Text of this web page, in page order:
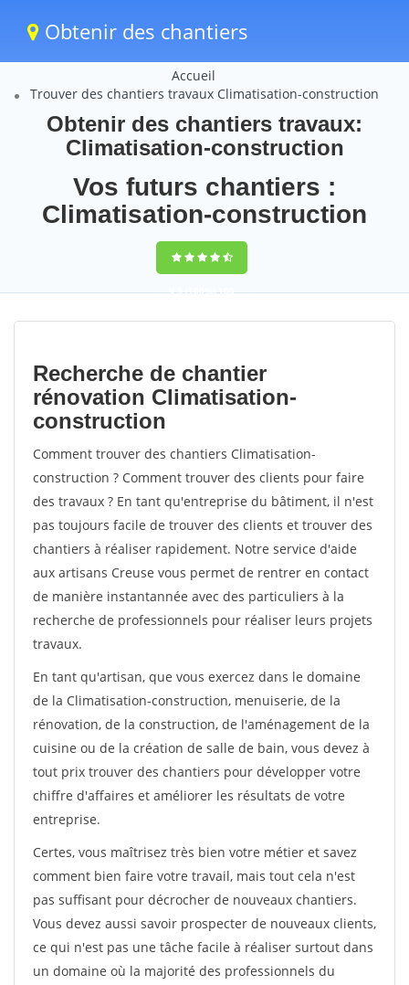
Obtenir des chantiers
Accueil
Trouver des chantiers travaux Climatisation-construction
Obtenir des chantiers travaux:
Climatisation-construction
Vos futurs chantiers :
Climatisation-construction
9,5(100%)100
votes
Recherche de chantier
rénovation Climatisation-
construction
Comment trouver des chantiers Climatisation-
construction ? Comment trouver des clients pour faire
des travaux ? En tant qu'entreprise du bâtiment, il n'est
pas toujours facile de trouver des clients et trouver des
chantiers à réaliser rapidement. Notre service d'aide
aux artisans Creuse vous permet de rentrer en contact
de manière instantannée avec des particuliers à la
recherche de professionnels pour réaliser leurs projets
travaux.
En tant qu'artisan, que vous exercez dans le domaine
de la Climatisation-construction, menuiserie, de la
rénovation, de la construction, de l'aménagement de la
cuisine ou de la création de salle de bain, vous devez à
tout prix trouver des chantiers pour développer votre
chiffre d'affaires et améliorer les résultats de votre
entreprise.
Certes, vous maîtrisez très bien votre métier et savez
comment bien faire votre travail, mais tout cela n'est
pas suffisant pour décrocher de nouveaux chantiers.
Vous devez aussi savoir prospecter de nouveaux clients,
ce qui n'est pas une tâche facile à réaliser surtout dans
un domaine où la majorité des professionnels du